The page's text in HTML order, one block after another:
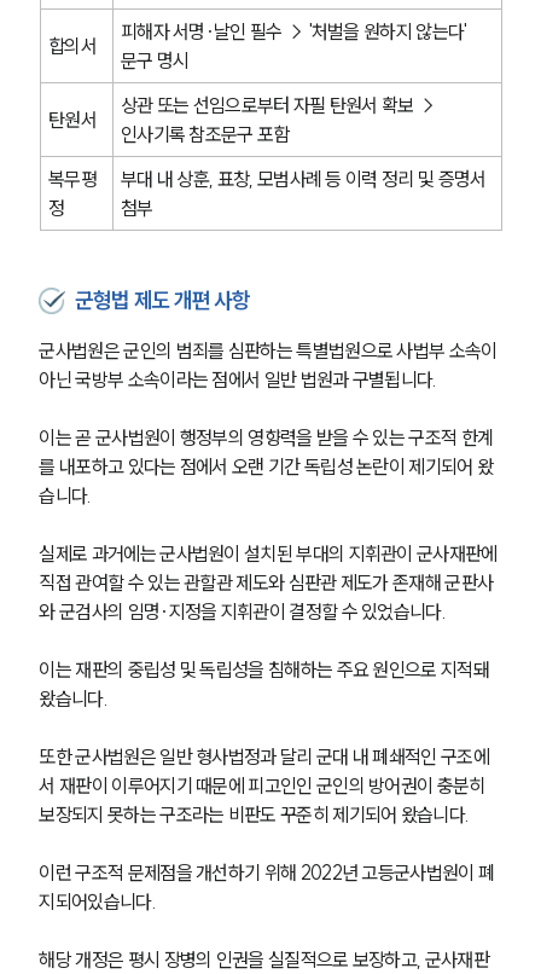
군전문변호사
소식/자료
언론보도
법률 블로그
세미나
대륜법률상담예약
대륜법률상담예약
합의서
피해자 서명·날인 필수 → '처벌을 원하지 않는다'
문구 명시
탄원서
상관 또는 선임으로부터 자필 탄원서 확보 →
인사기록 참조문구 포함
복무평
정
부대 내 상훈, 표창, 모범사례 등 이력 정리 및 증명서
첨부
군형법 제도 개편 사항
군사법원은 군인의 범죄를 심판하는 특별법원으로 사법부 소속이
아닌 국방부 소속이라는 점에서 일반 법원과 구별됩니다.
이는 곧 군사법원이 행정부의 영향력을 받을 수 있는 구조적 한계
를 내포하고 있다는 점에서 오랜 기간 독립성 논란이 제기되어 왔
습니다.
실제로 과거에는 군사법원이 설치된 부대의 지휘관이 군사재판에
직접 관여할 수 있는 관할관 제도와 심판관 제도가 존재해 군판사
와 군검사의 임명·지정을 지휘관이 결정할 수 있었습니다.
이는 재판의 중립성 및 독립성을 침해하는 주요 원인으로 지적돼
왔습니다.
또한 군사법원은 일반 형사법정과 달리 군대 내 폐쇄적인 구조에
서 재판이 이루어지기 때문에 피고인인 군인의 방어권이 충분히
보장되지 못하는 구조라는 비판도 꾸준히 제기되어 왔습니다.
이런 구조적 문제점을 개선하기 위해 2022년 고등군사법원이 폐
지되어있습니다.
해당 개정은 평시 장병의 인권을 실질적으로 보장하고, 군사재판